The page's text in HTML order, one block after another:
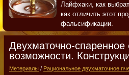
Лайфхаки, как
как отличить этот
фальсификации.
Двухматочно-
возможности.
Метериалы / Рациональное двухматочное